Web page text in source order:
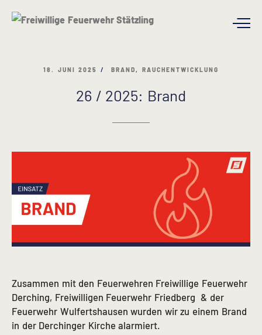
18. JUNI 2025 BRAND, RAUCHENTWICKLUNG
26 / 2025: Brand
Zusammen mit den Feuerwehren Freiwillige Feuerwehr
Derching, Freiwilligen Feuerwehr Friedberg & der
Feuerwehr Wulfertshausen wurden wir zu einem Brand
in der Derchinger Kirche alarmiert.